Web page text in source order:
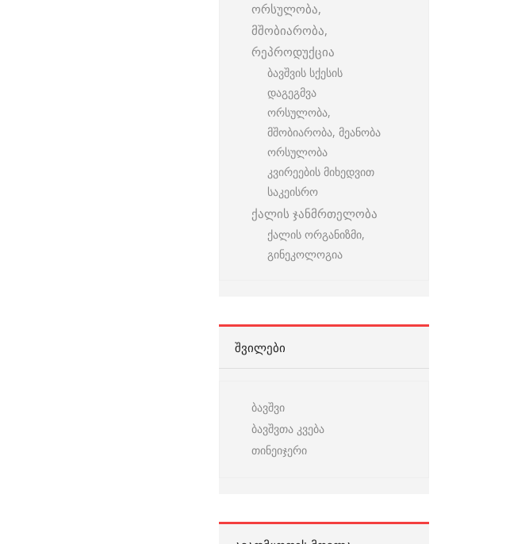
ორსულობა,
მშობიარობა,
რეპროდუქცია
ბავშვის სქესის
დაგეგმვა
ორსულობა,
მშობიარობა, მეანობა
ორსულობა
კვირეების მიხედვით
საკეისრო
ქალის ჯანმრთელობა
ქალის ორგანიზმი,
გინეკოლოგია
ᲨᲕᲘᲚᲔᲑᲘ
ბავშვი
ბავშვთა კვება
თინეიჯერი